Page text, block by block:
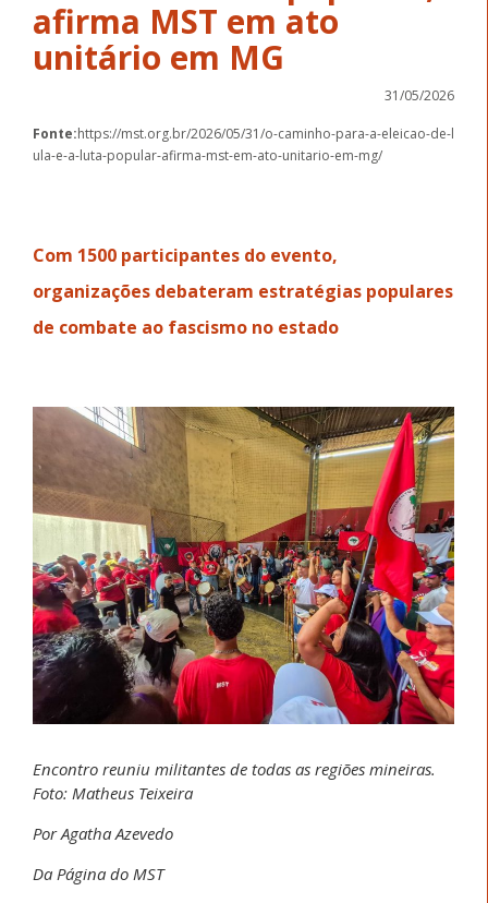
afirma MST em ato
unitário em MG
31/05/2026
Fonte:https://mst.org.br/2026/05/31/o-caminho-para-a-eleicao-de-l
ula-e-a-luta-popular-afirma-mst-em-ato-unitario-em-mg/
Com 1500 participantes do evento,
organizações debateram estratégias populares
de combate ao fascismo no estado
Encontro reuniu militantes de todas as regiões mineiras.
Foto: Matheus Teixeira
Por Agatha Azevedo
Da Página do MST